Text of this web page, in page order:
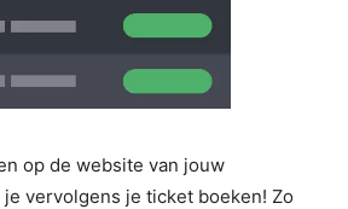
op de website van jouw
vervolgens je ticket boeken! Zo